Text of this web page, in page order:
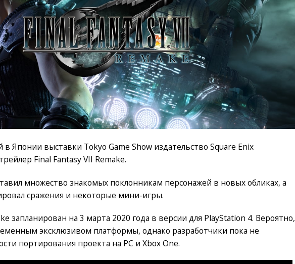
Японии выставки Tokyo Game Show издательство Square Enix
Final Fantasy VII Remake.
множество знакомых поклонникам персонажей в новых обликах, а
сражения и некоторые мини-игры.
запланирован на 3 марта 2020 года в версии для PlayStation 4. Вероятно,
эксклюзивом платформы, однако разработчики пока не
портирования проекта на PC и Xbox One.